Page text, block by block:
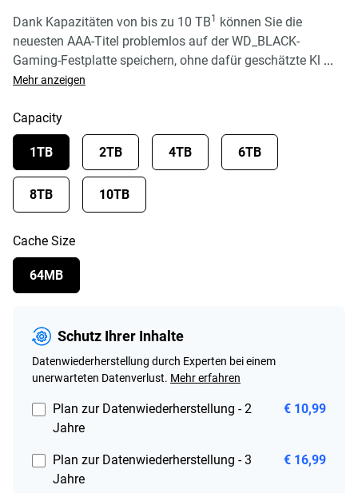
Dank Kapazitäten von bis zu 10 TB1
können Sie die
neuesten AAA-Titel problemlos auf der WD_BLACK-
Gaming-Festplatte speichern, ohne dafür geschätzte Kl ...
Mehr anzeigen
Capacity
1TB 2TB 4TB 6TB
8TB 10TB
Cache Size
64MB
Schutz Ihrer Inhalte
Datenwiederherstellung durch Experten bei einem
unerwarteten Datenverlust. Mehr erfahren
Plan zur Datenwiederherstellung - 2
Jahre
€ 10,99
Plan zur Datenwiederherstellung - 3
Jahre
€ 16,99